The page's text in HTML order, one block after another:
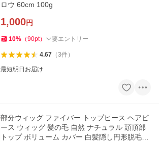
ロウ 60cm 100g
1,000円
10% （90pt） 要エントリー
4.67（3件）
最短明日お届け
部分ウィッグ ファイバー トップピース ヘアピ
ース ウィッグ 髪の毛 自然 ナチュラル 頭頂部
トップ ボリューム カバー 白髪隠し円形脱毛症